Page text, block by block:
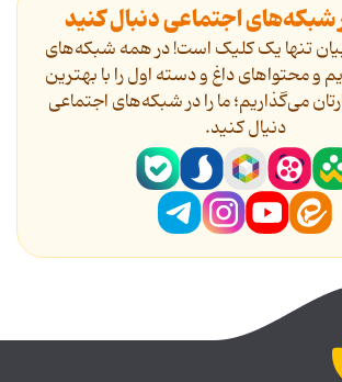
شبکه‌های اجتماعی دنبال کنید
تنها یک کلیک است! در همه شبکه‌های
و محتواهای داغ و دسته اول را با بهترین
می‌گذاریم؛ ما را در شبکه‌های اجتماعی
دنیال کنید.